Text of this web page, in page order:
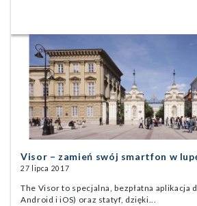
Visor – zamień swój smartfon w
27 lipca 2017
The Visor to specjalna, bezpłatna aplikacja
Android i iOS) oraz statyf, dzięki...